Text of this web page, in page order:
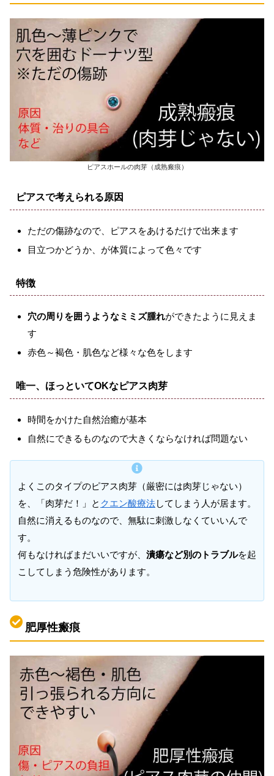
ピアスホールの肉芽（成熟瘢痕）
ピアスで考えられる原因
ただの傷跡なので、ピアスをあけるだけで出来ます
目立つかどうか、が体質によって色々です
特徴
穴の周りを囲うようなミミズ腫れができたように見えま
す
赤色～褐色・肌色など様々な色をします
唯一、ほっといてOKなピアス肉芽
時間をかけた自然治癒が基本
自然にできるものなので大きくならなければ問題ない
よくこのタイプのピアス肉芽（厳密には肉芽じゃない）
を、「肉芽だ！」と クエン酸療法してしまう人が居ます。
自然に消えるものなので、無駄に刺激しなくていいんで
す。
何もなければまだいいですが、 潰瘍など別のトラブルを起
こしてしまう危険性があります。
肥厚性瘢痕